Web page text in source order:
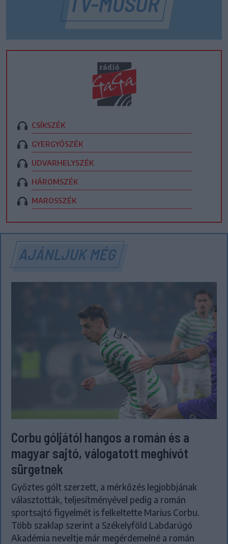
CSÍKSZÉK
GYERGYÓSZÉK
UDVARHELYSZÉK
HÁROMSZÉK
MAROSSZÉK
AJÁNLJUK MÉG
Corbu góljától hangos a román és a
magyar sajtó, válogatott meghívót
sürgetnek
Győztes gólt szerzett, a mérkőzés legjobbjának
választották, teljesítményével pedig a román
sportsajtó figyelmét is felkeltette Marius Corbu.
Több szaklap szerint a Székelyföld Labdarúgó
Akadémia neveltje már megérdemelné a román